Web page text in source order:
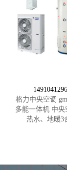
1491041296
格力中央空调
多能一体机 中央
热水、地暖3